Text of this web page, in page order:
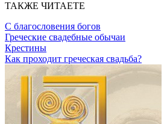
ТАКЖЕ ЧИТАЕТЕ
С благословения богов
Греческие свадебные обычаи
Крестины
Как проходит греческая свадьба?